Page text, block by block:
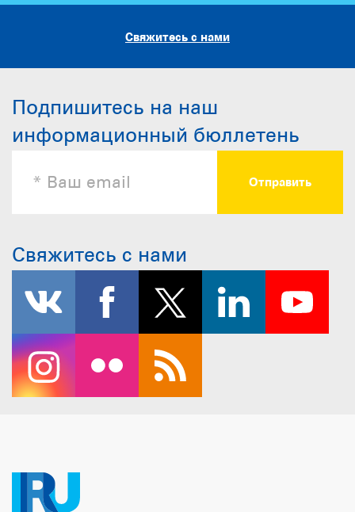
Свяжитесь с нами
Подпишитесь на наш
информационный бюллетень
Свяжитесь с нами